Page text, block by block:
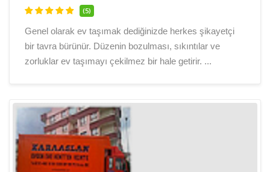
(5)
Genel olarak ev taşımak dediğinizde herkes şikayetçi
bir tavra bürünür. Düzenin bozulması, sıkıntılar ve
zorluklar ev taşımayı çekilmez bir hale getirir. ...